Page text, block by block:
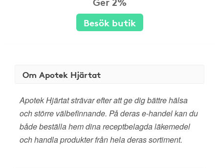
Besök butik
Om Apotek Hjärtat
Apotek Hjärtat strävar efter att ge dig bättre hälsa
och större välbefinnande. På deras e-handel kan du
både beställa hem dina receptbelagda läkemedel
och handla produkter från hela deras sortiment.